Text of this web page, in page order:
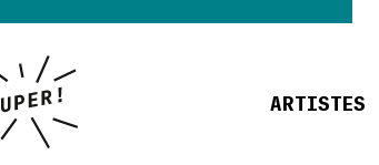
ARTISTES